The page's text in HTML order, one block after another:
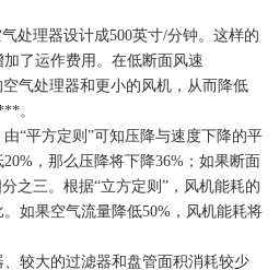
处理器设计成500英寸/分钟。这样的
了运作费用。在低断面风速
空气处理器和更小的风机，从而降低
。
“平方定则”可知压降与速度下降的平
，那么压降将下降36%；如果断面
之三。根据“立方定则”，风机能耗的
如果空气流量降低50%，风机能耗将
较大的过滤器和盘管面积消耗较少